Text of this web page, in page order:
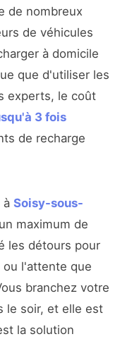
de nombreux
de véhicules
à domicile
que d'utiliser les
experts, le coût
3 fois
de recharge
à Soisy-sous-
maximum de
les détours pour
l'attente que
branchez votre
le soir, et elle est
la solution